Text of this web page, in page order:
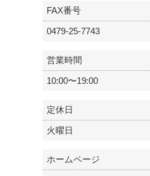
FAX番号
0479-25-7743
営業時間
10:00〜19:00
定休日
火曜日
ホームページ